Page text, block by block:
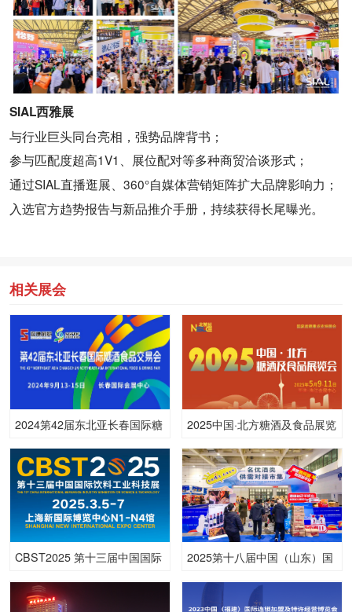
SIAL西雅展
与行业巨头同台亮相，强势品牌背书；
参与匹配度超高1V1、展位配对等多种商贸洽谈形式；
通过SIAL直播逛展、360°自媒体营销矩阵扩大品牌影响力；
入选官方趋势报告与新品推介手册，持续获得长尾曝光。
相关展会
2024第42届东北亚长春国际糖
2025中国·北方糖酒及食品展览
CBST2025 第十三届中国国际
2025第十八届中国（山东）国